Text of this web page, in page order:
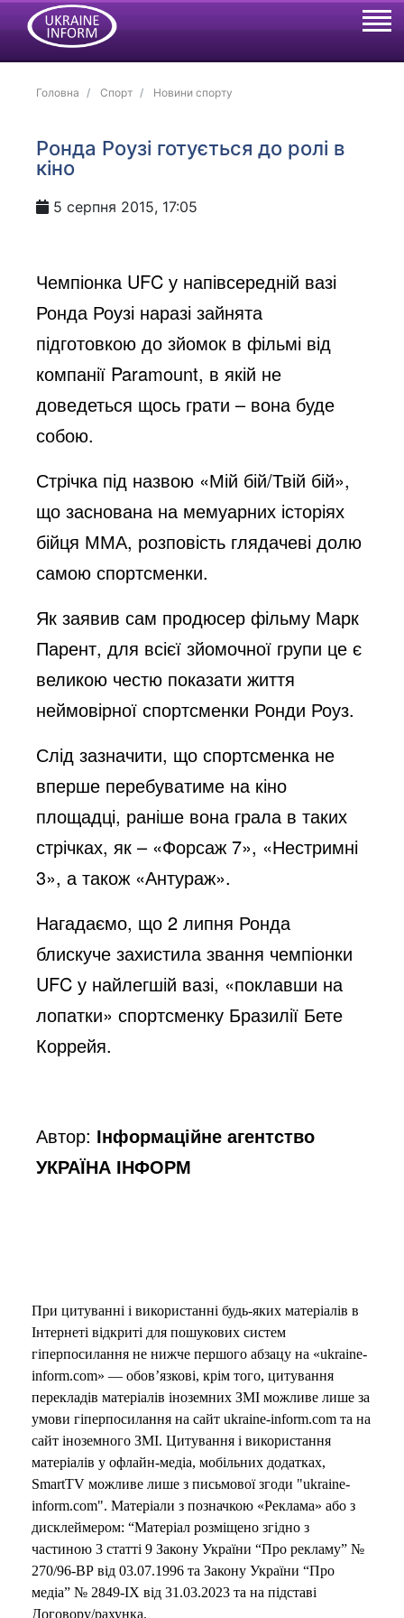
Головна Спорт Новини спорту
Ронда Роузі готується до ролі в
кіно
5 серпня 2015, 17:05
Чемпіонка UFC у напівсередній вазі
Ронда Роузі наразі зайнята
підготовкою до зйомок в фільмі від
компанії Paramount, в якій не
доведеться щось грати – вона буде
собою.
Стрічка під назвою «Мій бій/Твій бій»,
що заснована на мемуарних історіях
бійця ММА, розповість глядачеві долю
самою спортсменки.
Як заявив сам продюсер фільму Марк
Парент, для всієї зйомочної групи це є
великою честю показати життя
неймовірної спортсменки Ронди Роуз.
Слід зазначити, що спортсменка не
вперше перебуватиме на кіно
площадці, раніше вона грала в таких
стрічках, як – «Форсаж 7», «Нестримні
3», а також «Антураж».
Нагадаємо, що 2 липня Ронда
блискуче захистила звання чемпіонки
UFC у найлегшій вазі, «поклавши на
лопатки» спортсменку Бразилії Бете
Коррейя.
Автор: Інформаційне агентство
УКРАЇНА ІНФОРМ
При цитуванні і використанні будь-яких матеріалів в
Інтернеті відкриті для пошукових систем
гіперпосилання не нижче першого абзацу на «ukraine-
inform.com» — обов’язкові, крім того, цитування
перекладів матеріалів іноземних ЗМІ можливе лише за
умови гіперпосилання на сайт ukraine-inform.com та на
сайт іноземного ЗМІ. Цитування і використання
матеріалів у офлайн-медіа, мобільних додатках,
SmartTV можливе лише з письмової згоди "ukraine-
inform.com". Матеріали з позначкою «Реклама» або з
дисклеймером: “Матеріал розміщено згідно з
частиною 3 статті 9 Закону України “Про рекламу” №
270/96-ВР від 03.07.1996 та Закону України “Про
медіа” № 2849-IX від 31.03.2023 та на підставі
Договору/рахунка.